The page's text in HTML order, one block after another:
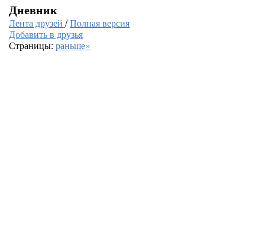
Дневник
Лента друзей /Полная версия
Добавить в друзья
Страницы: раньше»